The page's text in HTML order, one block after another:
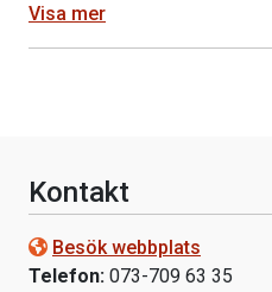
Visa mer
Kontakt
Besök webbplats
Telefon: 073-709 63 35